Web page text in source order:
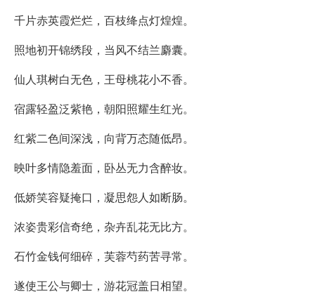
千片赤英霞烂烂，百枝绛点灯煌煌。
照地初开锦绣段，当风不结兰麝囊。
仙人琪树白无色，王母桃花小不香。
宿露轻盈泛紫艳，朝阳照耀生红光。
红紫二色间深浅，向背万态随低昂。
映叶多情隐羞面，卧丛无力含醉妆。
低娇笑容疑掩口，凝思怨人如断肠。
浓姿贵彩信奇绝，杂卉乱花无比方。
石竹金钱何细碎，芙蓉芍药苦寻常。
遂使王公与卿士，游花冠盖日相望。